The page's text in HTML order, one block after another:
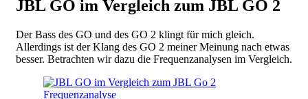
JBL GO im Vergleich zum JBL GO 2
Der Bass des GO und des GO 2 klingt für mich gleich.
Allerdings ist der Klang des GO 2 meiner Meinung nach etwas
besser. Betrachten wir dazu die Frequenzanalysen im Vergleich.